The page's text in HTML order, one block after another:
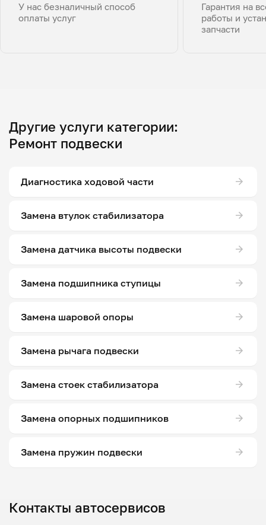
У нас безналичный способ
оплаты услуг
Гарантия на
работы и
запчасти
Другие услуги категории:
Ремонт подвески
Диагностика ходовой части
Замена втулок стабилизатора
Замена датчика высоты подвески
Замена подшипника ступицы
Замена шаровой опоры
Замена рычага подвески
Замена стоек стабилизатора
Замена опорных подшипников
Замена пружин подвески
Контакты автосервисов